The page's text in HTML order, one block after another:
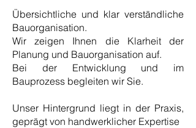
Übersichtliche und klar verständliche
Bauorganisation.
Wir zeigen Ihnen die Klarheit der
Planung und Bauorganisation auf.
Bei der Entwicklung und im
Bauprozess begleiten wir Sie.
Unser Hintergrund liegt in der Praxis,
geprägt von handwerklicher Expertise